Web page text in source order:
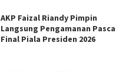
AKP Faizal Riandy Pimpin
Langsung Pengamanan Pasca
Final Piala Presiden 2026